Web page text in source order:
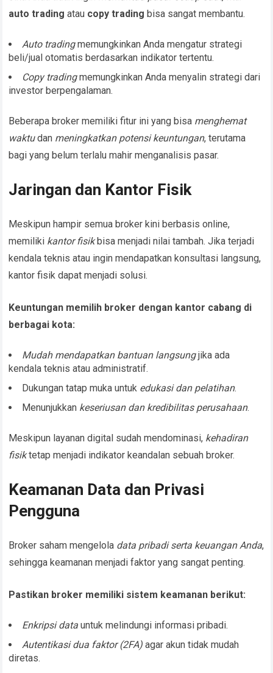
auto trading atau copy trading bisa sangat membantu.
Auto tradingmemungkinkan Anda mengatur strategi
beli/jual otomatis berdasarkan indikator tertentu.
Copy tradingmemungkinkan Anda menyalin strategi dari
investor berpengalaman.
Beberapa broker memiliki fitur ini yang bisa menghemat
waktudan meningkatkan potensi keuntungan, terutama
bagi yang belum terlalu mahir menganalisis pasar.
Jaringan dan Kantor Fisik
Meskipun hampir semua broker kini berbasis online,
memiliki kantor fisikbisa menjadi nilai tambah. Jika terjadi
kendala teknis atau ingin mendapatkan konsultasi langsung,
kantor fisik dapat menjadi solusi.
Keuntungan memilih broker dengan kantor cabang di
berbagai kota:
Mudah mendapatkan bantuan langsungjika ada
kendala teknis atau administratif.
Dukungan tatap muka untuk edukasi dan pelatihan.
Menunjukkan keseriusan dan kredibilitas perusahaan.
Meskipun layanan digital sudah mendominasi, kehadiran
fisiktetap menjadi indikator keandalan sebuah broker.
Keamanan Data dan Privasi
Pengguna
Broker saham mengelola data pribadi serta keuangan Anda,
sehingga keamanan menjadi faktor yang sangat penting.
Pastikan broker memiliki sistem keamanan berikut:
Enkripsi data untuk melindungi informasi pribadi.
Autentikasi dua faktor (2FA) agar akun tidak mudah
diretas.